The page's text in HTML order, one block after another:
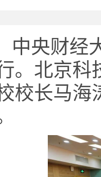
中央财经
。北京
校长马